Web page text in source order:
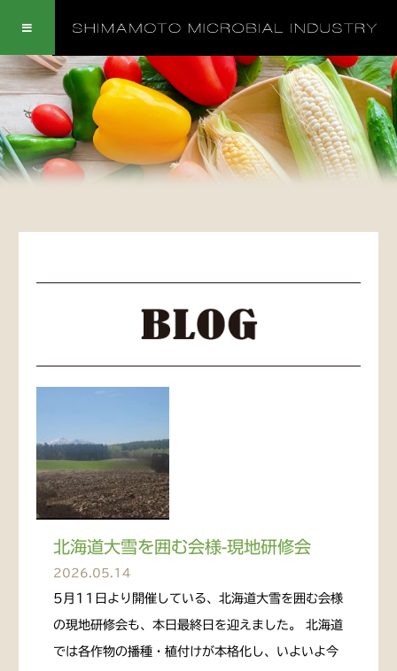
北海道大雪を囲む会様-現地研修会
2026.05.14
5月11日より開催している、北海道大雪を囲む会様
の現地研修会も、本日最終日を迎えました。 北海道
では各作物の播種・植付けが本格化し、いよいよ今